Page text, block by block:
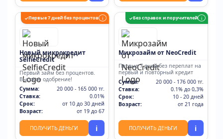
✓Первые 7 дней без процентов i
Новый микрокредит
SelfieCredit
Первый займ без процентов.
Высокое одобрение!
Сумма:
20 000 - 165 000 тг.
Ставка:
0.01%
Срок:
от 10 до 30 дней
Возраст:
от 19 до 67
ПОЛУЧИТЬ ДЕНЬГИ i
✓Без справок и поручителей i
Микрозайм от NeoCredit
Первые 7 дней без переплат на
первый и повторный кредит
Сумма:
20 000 - 176 000 тг.
Ставка:
0.1% до 0,3%
Срок:
10 - 20 дней
Возраст:
от 21 года
ПОЛУЧИТЬ ДЕНЬГИ i